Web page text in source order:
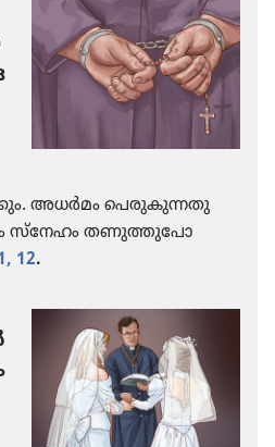
അധർമം പെരു​കു​ന്ന​തു​
സ്‌നേഹം തണുത്തു​പോ​
12.